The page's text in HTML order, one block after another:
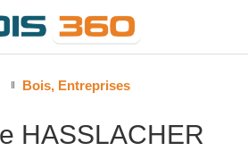
Bois, Entreprises
HASSLACHER